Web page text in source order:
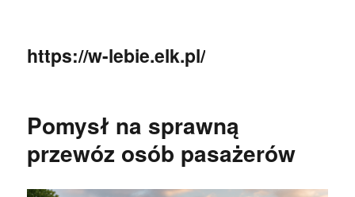
https://w-lebie.elk.pl/
Pomysł na sprawną
przewóz osób pasażerów